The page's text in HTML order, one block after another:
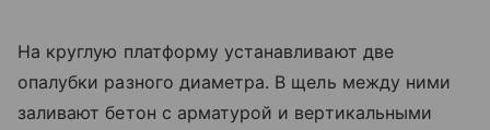
На круглую платформу устанавливают две
опалубки разного диаметра. В щель между ними
заливают бетон с арматурой и вертикальными